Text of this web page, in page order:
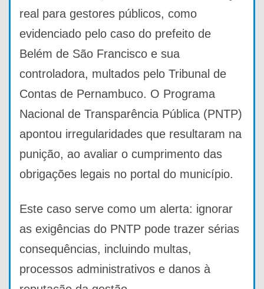
real para gestores públicos, como
evidenciado pelo caso do prefeito de
Belém de São Francisco e sua
controladora, multados pelo Tribunal de
Contas de Pernambuco. O Programa
Nacional de Transparência Pública (PNTP)
apontou irregularidades que resultaram na
punição, ao avaliar o cumprimento das
obrigações legais no portal do município.
Este caso serve como um alerta: ignorar
as exigências do PNTP pode trazer sérias
consequências, incluindo multas,
processos administrativos e danos à